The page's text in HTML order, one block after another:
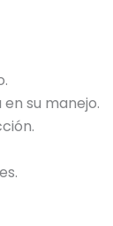
su manejo.